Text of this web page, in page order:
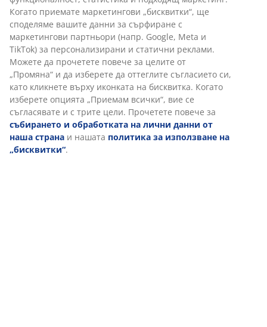
Отзиви
(4)
Доставка
Когато приемате маркетингови „бисквитки“, ще
споделяме вашите данни за сърфиране с
маркетингови партньори (напр. Google, Meta и
TikTok) за персонализирани и статични реклами.
Можете да прочетете повече за целите от
„Промяна“ и да изберете да оттеглите съгласието си,
като кликнете върху иконката на бисквитка. Когато
изберете опцията „Приемам всички“, вие се
съгласявате и с трите цели. Прочетете повече за
събирането и обработката на лични данни от
наша страна и нашата политика за използване на
„бисквитки“.